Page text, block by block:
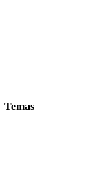
Temas